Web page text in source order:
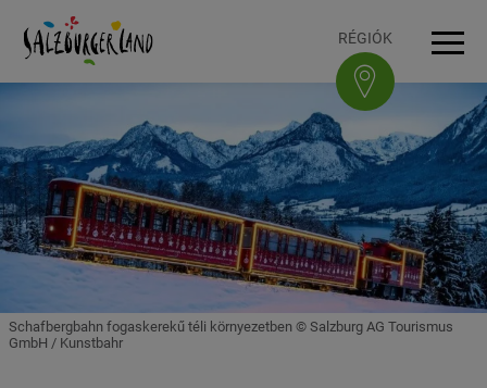
A tartalomhozAccesskey
[0]
A navigációhozAccesskey
[1]
Az oldal tetejéreAccesskey
[2]
A lábléchezAccesskey
[3] RÉGIÓK
Schafbergbahn fogaskerekű téli környezetben © Salzburg AG Tourismus
GmbH / Kunstbahr